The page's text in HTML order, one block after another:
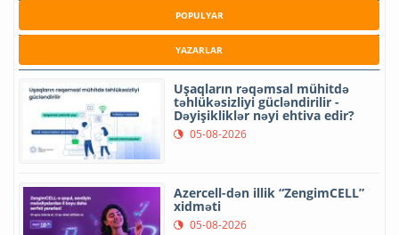
POPULYAR
YAZARLAR
Uşaqların rəqəmsal mühitdə
təhlükəsizliyi gücləndirilir -
Dəyişikliklər nəyi ehtiva edir?
05-08-2026
Azercell-dən illik “ZengimCELL”
xidməti
05-08-2026